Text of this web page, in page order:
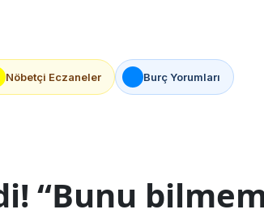
Nöbetçi Eczaneler Burç Yorumları
“Bunu